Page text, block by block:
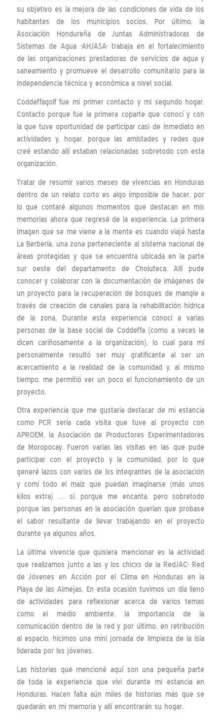
su objetivo es la mejora de las condiciones de vida de los
habitantes de los municipios socios. Por último, la
Asociación Hondureña de Juntas Administradoras de
Sistemas de Agua -AHJASA- trabaja en el fortalecimiento
de las organizaciones prestadoras de servicios de agua y
saneamiento y promueve el desarrollo comunitario para la
independencia técnica y económica a nivel social.
Coddeffagolf fue mi primer contacto y mi segundo hogar.
Contacto porque fue la primera coparte que conocí y con
la que tuve oportunidad de participar casi de inmediato en
actividades y, hogar, porque las amistades y redes que
creé estando allí estaban relacionadas sobretodo con esta
organización.
Tratar de resumir varios meses de vivencias en Honduras
dentro de un relato corto es algo imposible de hacer, por
lo que contaré algunos momentos que destacan en mis
memorias ahora que regresé de la experiencia. La primera
imagen que se me viene a la mente es cuando viajé hasta
La Berbería, una zona perteneciente al sistema nacional de
áreas protegidas y que se encuentra ubicada en la parte
sur oeste del departamento de Choluteca. Allí pude
conocer y colaborar con la documentación de imágenes de
un proyecto para la recuperación de bosques de mangle a
través de creación de canales para la rehabilitación hídrica
de la zona. Durante esta experiencia conocí a varias
personas de la base social de Coddeffa (como a veces le
dicen cariñosamente a la organización), lo cual para mí
personalmente resultó ser muy gratificante al ser un
acercamiento a la realidad de la comunidad y, al mismo
tiempo, me permitió ver un poco el funcionamiento de un
proyecto.
Otra experiencia que me gustaría destacar de mi estancia
como PCR sería cada visita que tuve al proyecto con
APROEM, la Asociación de Productores Experimentadores
de Moropocay. Fueron varias las visitas en las que pude
participar con el proyecto y la comunidad, por lo que
generé lazos con varixs de lxs integrantes de la asociación
y comí todo el maíz que puedan imaginarse (más unos
kilos extra) … sí, porque me encanta, pero sobretodo
porque las personas en la asociación querían que probase
el sabor resultante de llevar trabajando en el proyecto
durante ya algunos años.
La última vivencia que quisiera mencionar es la actividad
que realizamos junto a las y los chicxs de la RedJAC- Red
de Jóvenes en Acción por el Clima en Honduras en la
Playa de las Almejas. En esta ocasión tuvimos un día lleno
de actividades para reflexionar acerca de varios temas
como el medio ambiente, la importancia de la
comunicación dentro de la red y por último, en retribución
al espacio, hicimos una mini jornada de limpieza de la isla
liderada por lxs jóvenes.
Las historias que mencioné aquí son una pequeña parte
de toda la experiencia que viví durante mi estancia en
Honduras. Hacen falta aún miles de historias más que se
quedarán en mi memoria y allí encontrarán su hogar.